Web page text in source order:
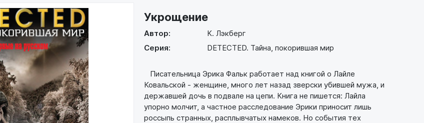
Укрощение
Автор:
К. Лэкберг
Серия:
DETECTED. Тайна, покорившая мир
Писательница Эрика Фальк работает над книгой о Лайле
Ковальской - женщине, много лет назад зверски убившей мужа, и
державшей дочь в подвале на цепи. Книга не пишется: Лайла
упорно молчит, а частное расследование Эрики приносит лишь
россыпь странных, расплывчатых намеков. Но события тех